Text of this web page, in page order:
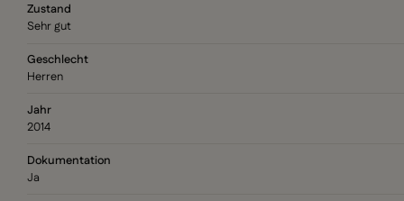
Zustand
Sehr gut
Geschlecht
Herren
Jahr
2014
Dokumentation
Ja